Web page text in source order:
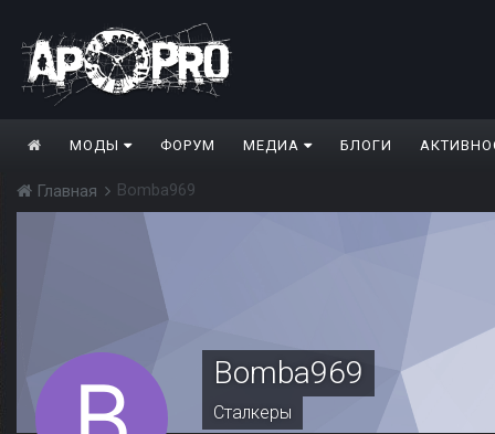
МОДЫ ФОРУМ МЕДИА БЛОГИ
Главная Bomba969
Bomba969
Сталкеры